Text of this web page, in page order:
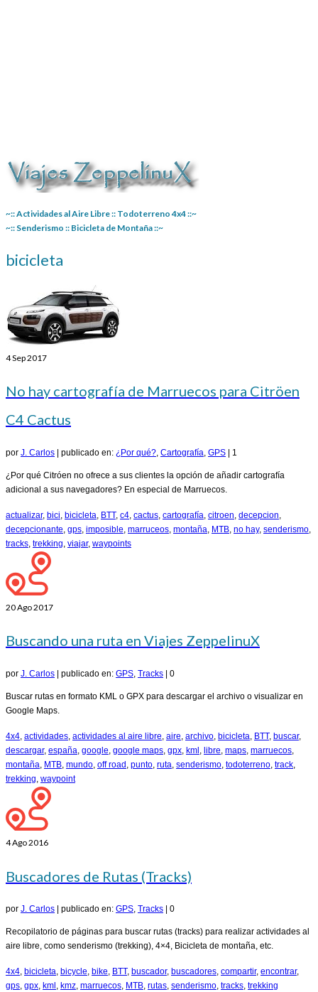
~:: Actividades al Aire Libre :: Todoterreno 4x4 ::~
~:: Senderismo :: Bicicleta de Montaña ::~
bicicleta
4Sep 2017
No hay cartografía de Marruecos para Citröen
C4 Cactus
por J. Carlos | publicado en: ¿Por qué?, Cartografía, GPS | 1
¿Por qué Citróen no ofrece a sus clientes la opción de añadir cartografía
adicional a sus navegadores? En especial de Marruecos.
actualizar, bici, bicicleta, BTT, c4, cactus, cartografía, citroen, decepcion,
decepcionante, gps, imposible, marruceos, montaña, MTB, no hay, senderismo,
tracks, trekking, viajar, waypoints
20Ago 2017
Buscando una ruta en Viajes ZeppelinuX
por J. Carlos publicado en: GPS, Tracks 0
Buscar rutas en formato KML o GPX para descargar el archivo o visualizar en
Google Maps.
4x4, actividades, actividades al aire libre, aire, archivo, bicicleta, BTT, buscar,
descargar, españa, google, google maps, gpx, kml , libre, maps, marruecos,
montaña, MTB, mundo, off road , punto, ruta, senderismo, todoterreno, track,
trekking, waypoint
4Ago 2016
Buscadores de Rutas (Tracks)
por J. Carlos publicado en: GPS, Tracks 0
Recopilatorio de páginas para buscar rutas (tracks) para realizar actividades al
aire libre, como senderismo (trekking), 4×4, Bicicleta de montaña, etc.
4x4, bicicleta, bicycle, bike, BTT, buscador, buscadores, compartir, encontrar,
gps, gpx, kml , kmz, marruecos, MTB, rutas, senderismo, tracks, trekking